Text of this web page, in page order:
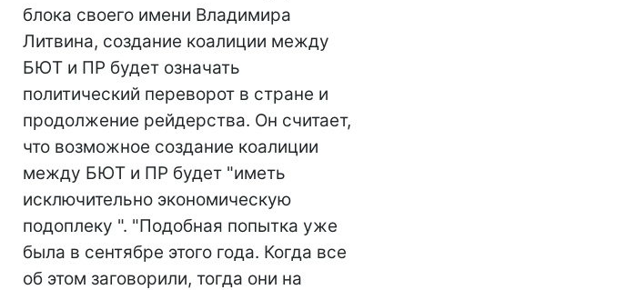
блока своего имени Владимира
Литвина, создание коалиции между
БЮТ и ПР будет означать
политический переворот в стране и
продолжение рейдерства. Он считает,
что возможное создание коалиции
между БЮТ и ПР будет "иметь
исключительно экономическую
подоплеку ". "Подобная попытка уже
была в сентябре этого года. Когда все
об этом заговорили, тогда они на